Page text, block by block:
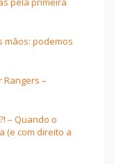
mãos: podemos
Rangers –
– Quando o
(e com direito a